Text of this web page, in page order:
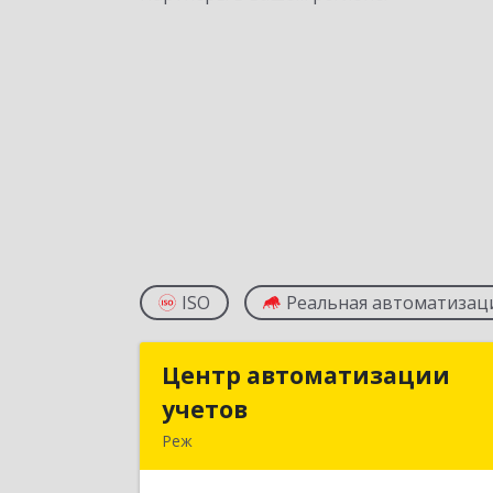
ISO Реальная
Центр автоматизации
учетов
Реж
Центр автоматизации